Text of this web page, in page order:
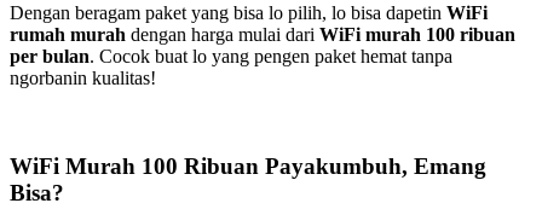
Dengan beragam paket yang bisa lo pilih, lo bisa dapetin WiFi
rumah murah dengan harga mulai dari WiFi murah 100 ribuan
per bulan. Cocok buat lo yang pengen paket hemat tanpa
ngorbanin kualitas!
WiFi Murah 100 Ribuan Payakumbuh, Emang
Bisa?